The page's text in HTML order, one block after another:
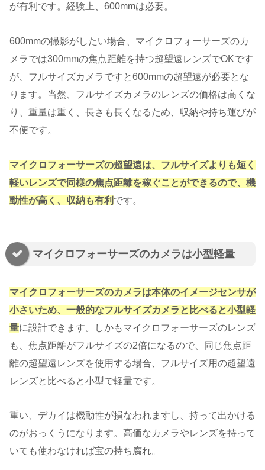
が有利です。経験上、600mmは必要。
600mmの撮影がしたい場合、マイクロフォーサーズのカ
メラでは300mmの焦点距離を持つ超望遠レンズでOKです
が、フルサイズカメラですと600mmの超望遠が必要とな
ります。当然、フルサイズカメラのレンズの価格は高くな
り、重量は重く、長さも長くなるため、収納や持ち運びが
不便です。
マイクロフォーサーズの超望遠は、フルサイズよりも短く
軽いレンズで同様の焦点距離を稼ぐことができるので、機
動性が高く、収納も有利 です。
マイクロフォーサーズのカメラは小型軽量
マイクロフォーサーズのカメラは本体のイメージセンサが
小さいため、一般的なフルサイズカメラと比べると小型軽
量に設計できます。しかもマイクロフォーサーズのレンズ
も、焦点距離がフルサイズの2倍になるので、同じ焦点距
離の超望遠レンズを使用する場合、フルサイズ用の超望遠
レンズと比べると小型で軽量です。
重い、デカイは機動性が損なわれますし、持って出かける
のがおっくうになります。高価なカメラやレンズを持って
いても使わなければ宝の持ち腐れ。